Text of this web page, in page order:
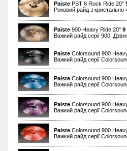
Paiste PST 8 Rock Ride 20"
Роковий райд з
Paiste 900 Heavy Ride 20" 9
Важкий райд серії 900.
Paiste Colorsound 900
Важкий райд серії
Paiste Colorsound 900
Важкий райд серії
Paiste Colorsound 900
Важкий райд серії
Paiste Colorsound 900
Важкий райд серії